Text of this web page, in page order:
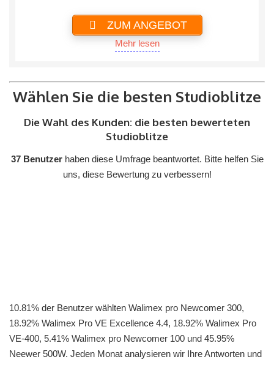
ZUM ANGEBOT
Mehr lesen
Wählen Sie die besten Studioblitze
Die Wahl des Kunden: die besten bewerteten
Studioblitze
37 Benutzerhaben diese Umfrage beantwortet. Bitte helfen Sie
uns, diese Bewertung zu verbessern!
10.81% der Benutzer wählten Walimex pro Newcomer 300,
18.92% Walimex Pro VE Excellence 4.4, 18.92% Walimex Pro
VE-400, 5.41% Walimex pro Newcomer 100 und 45.95%
Neewer 500W. Jeden Monat analysieren wir Ihre Antworten und